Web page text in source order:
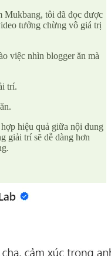
Mukbang, tôi đã đọc được
tưởng chừng vô giá trị
việc nhìn blogger ăn mà
trí.
hiệu quả giữa nội dung
giải trí sẽ dễ dàng hơn